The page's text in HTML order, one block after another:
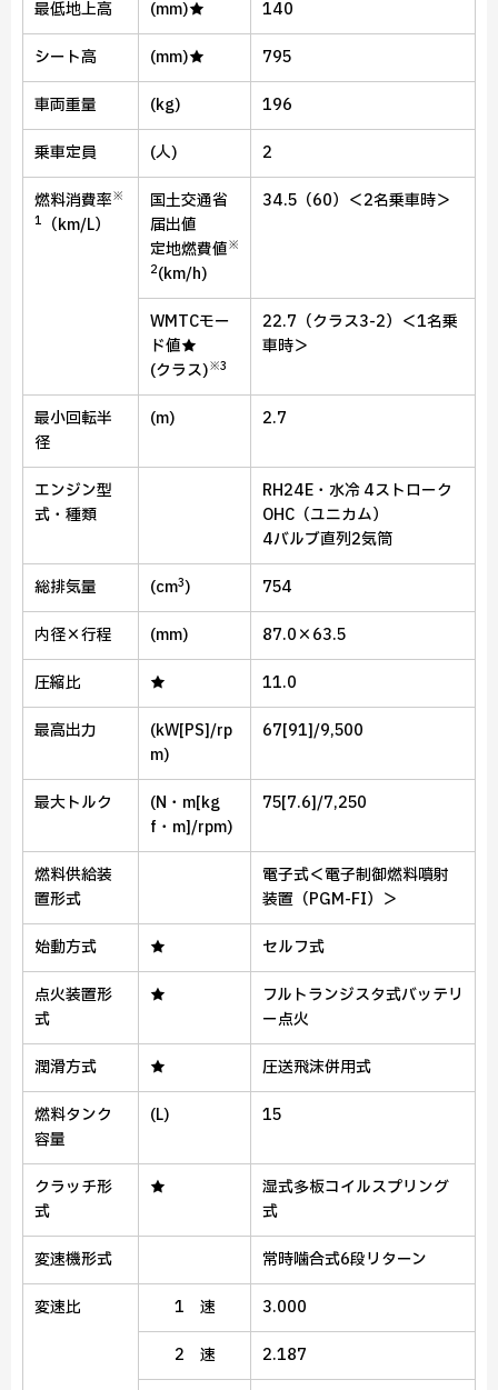
最低地上高 (mm)★ 140
シート高 (mm)★ 795
車両重量 (kg) 196
乗車定員 (人) 2
燃料消費率※
1
（km/L）
国土交通省
届出値
定地燃費値※
2(km/h)
34.5（60）＜2名乗車時＞
WMTCモー
ド値★
(クラス)※3
22.7（クラス3-2）＜1名乗
車時＞
最小回転半
径
(m) 2.7
エンジン型
式・種類
RH24E・水冷 4ストローク
OHC（ユニカム）
4バルブ直列2気筒
総排気量 (cm3) 754
内径×行程 (mm) 87.0×63.5
圧縮比 ★ 11.0
最高出力
(kW[PS]/rp
m)
67[91]/9,500
最大トルク
(N・m[kg
f・m]/rpm)
75[7.6]/7,250
燃料供給装
置形式
電子式＜電子制御燃料噴射
装置（PGM-FI）＞
始動方式 ★ セルフ式
点火装置形
式
★
フルトランジスタ式バッテリ
ー点火
潤滑方式 ★ 圧送飛沫併用式
燃料タンク
容量
(L) 15
クラッチ形
式
★
湿式多板コイルスプリング
式
変速機形式 常時噛合式6段リターン
変速比 1 速 3.000
2 速 2.187